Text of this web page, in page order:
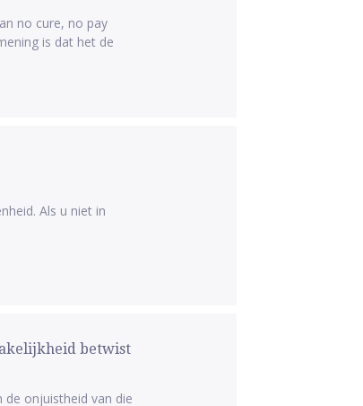
no cure, no pay
is dat het de
Als u niet in
betwist
onjuistheid van die